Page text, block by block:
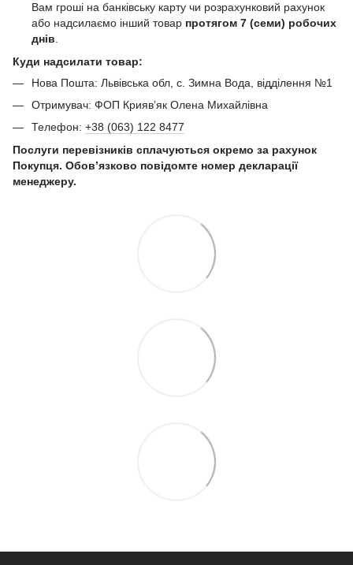
Вам гроші на банківську карту чи розрахунковий рахунок
або надсилаємо інший товар протягом 7 (семи) робочих
днів
Куди надсилати товар:
Нова Пошта: Львівська обл, с. Зимна Вода, відділення №1
Отримувач: ФОП Криявʼяк Олена Михайлівна
Телефон: +38 (063) 122 8477
Послуги перевізників сплачуються окремо за рахунок
Покупця. Обов’язково повідомте номер декларації
менеджеру.